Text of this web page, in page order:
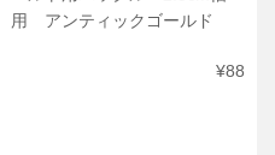
用 アンティックゴールド
¥88